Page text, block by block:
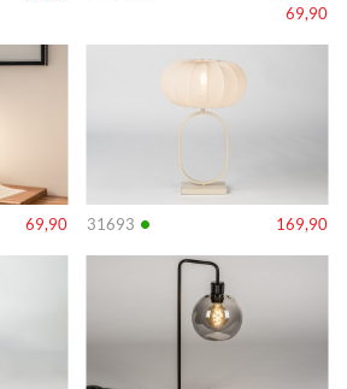
69,90
69,90 31693 • 169,90
Info
Info